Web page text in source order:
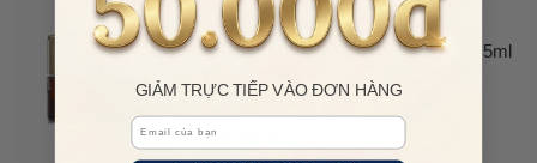
46%
OFF
ESTÉE LAUDER
Kem Dưỡng Mắt Ban Đêm Estée
Lauder Advanced Night Repair Eye 5ml
325.000 đ
600.000 đ
GIẢM TRỰC TIẾP VÀO ĐƠN HÀNG
Email